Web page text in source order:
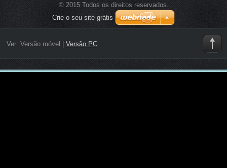
© 2015 Todos os direitos reservados.
Crie o seu site grátis
Ver: Versão móvel Versão PC